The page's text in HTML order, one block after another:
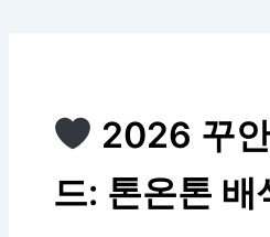
2026 꾸
드: 톤온톤